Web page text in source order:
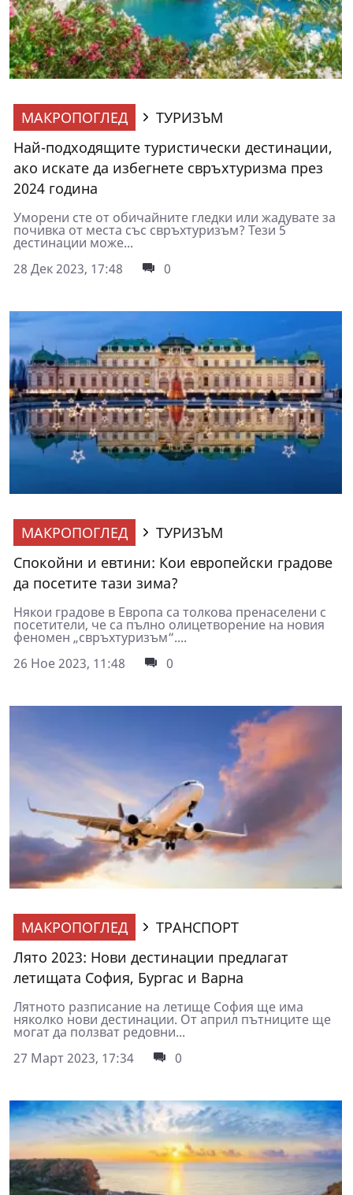
МАКРОПОГЛЕД
ТУРИЗЪМ
Най-подходящите туристически дестинации,
ако искате да избегнете свръхтуризма през
2024 година
Уморени сте от обичайните гледки или жадувате за
почивка от места със свръхтуризъм? Тези 5
дестинации може...
28 Дек 2023, 17:48
0
МАКРОПОГЛЕД
ТУРИЗЪМ
Спокойни и евтини: Кои европейски градове
да посетите тази зима?
Някои градове в Европа са толкова пренаселени с
посетители, че са пълно олицетворение на новия
феномен „свръхтуризъм“....
26 Ное 2023, 11:48
0
МАКРОПОГЛЕД
ТРАНСПОРТ
Лято 2023: Нови дестинации предлагат
летищата София, Бургас и Варна
Лятното разписание на летище София ще има
няколко нови дестинации. От април пътниците ще
могат да ползват редовни...
27 Март 2023, 17:34
0